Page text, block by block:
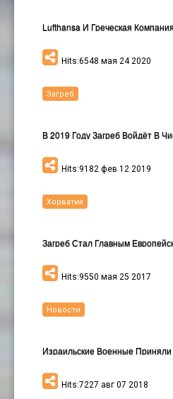
Hits:6548 мая 24 2020
Hits:9182 фев 12 2019
Загреб
Hits:9550 мая 25 2017
Хорватия
Hits:7227 авг 07 2018
Новости